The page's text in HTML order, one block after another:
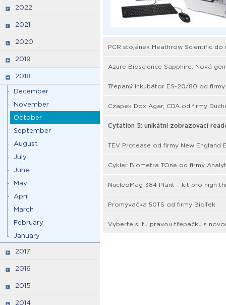
2022
2021
2020
2019
2018
December
November
October
September
August
July
June
May
April
March
February
January
2017
2016
2015
2014
PCR stojánek Heathrow Scientific
Azure Bioscience Sapphire: Nová
Třepaný inkubátor ES-20/80 od
Czapek Dox Agar, CDA od firmy
Cytation 5: unikátní zobrazovací
TEV Protease od firmy New England
Cykler Biometra TOne od firmy
NucleoMag 384 Plant – kit pro high
Promývačka 50TS od firmy BioTek
Vyberte si tu pravou třepačku s